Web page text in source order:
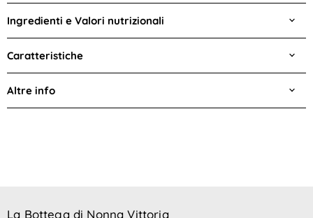
Ingredienti e Valori nutrizionali
Caratteristiche
Altre info
La Bottega di Nonna Vittoria